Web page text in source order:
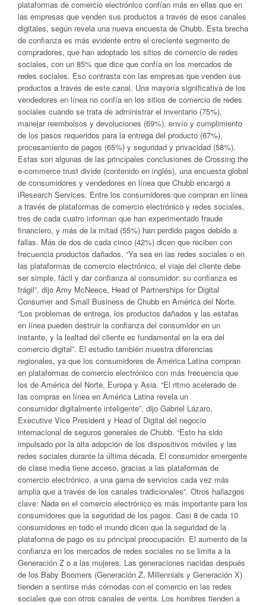
plataformas de comercio electrónico confían más en ellas que en
las empresas que venden sus productos a través de esos canales
digitales, según revela una nueva encuesta de Chubb. Esta brecha
de confianza es más evidente entre el creciente segmento de
compradores, que han adoptado los sitios de comercio de redes
sociales, con un 85% que dice que confía en los mercados de
redes sociales. Eso contrasta con las empresas que venden sus
productos a través de este canal. Una mayoría significativa de los
vendedores en línea no confía en los sitios de comercio de redes
sociales cuando se trata de administrar el inventario (75%),
manejar reembolsos y devoluciones (69%), envío y cumplimiento
de los pasos requeridos para la entrega del producto (67%),
procesamiento de pagos (65%) y seguridad y privacidad (58%).
Estas son algunas de las principales conclusiones de Crossing the
e-commerce trust divide (contenido en inglés), una encuesta global
de consumidores y vendedores en línea que Chubb encargó a
iResearch Services. Entre los consumidores que compran en línea
a través de plataformas de comercio electrónico y redes sociales,
tres de cada cuatro informan que han experimentado fraude
financiero, y más de la mitad (55%) han perdido pagos debido a
fallas. Más de dos de cada cinco (42%) dicen que reciben con
frecuencia productos dañados. “Ya sea en las redes sociales o en
las plataformas de comercio electrónico, el viaje del cliente debe
ser simple, fácil y dar confianza al consumidor: su confianza es
frágil”, dijo Amy McNeece, Head of Partnerships for Digital
Consumer and Small Business de Chubb en América del Norte.
“Los problemas de entrega, los productos dañados y las estafas
en línea pueden destruir la confianza del consumidor en un
instante, y la lealtad del cliente es fundamental en la era del
comercio digital”. El estudio también muestra diferencias
regionales, ya que los consumidores de América Latina compran
en plataformas de comercio electrónico con más frecuencia que
los de América del Norte, Europa y Asia. “El ritmo acelerado de
las compras en línea en América Latina revela un
consumidor digitalmente inteligente”, dijo Gabriel Lázaro,
Executive Vice President y Head of Digital del negocio
internacional de seguros generales de Chubb. “Esto ha sido
impulsado por la alta adopción de los dispositivos móviles y las
redes sociales durante la última década. El consumidor emergente
de clase media tiene acceso, gracias a las plataformas de
comercio electrónico, a una gama de servicios cada vez más
amplia que a través de los canales tradicionales”. Otros hallazgos
clave: Nada en el comercio electrónico es más importante para los
consumidores que la seguridad de los pagos. Casi 8 de cada 10
consumidores en todo el mundo dicen que la seguridad de la
plataforma de pago es su principal preocupación. El aumento de la
confianza en los mercados de redes sociales no se limita a la
Generación Z o a las mujeres. Las generaciones nacidas después
de los Baby Boomers (Generación Z, Millennials y Generación X)
tienden a sentirse más cómodas con el comercio en las redes
sociales que con otros canales de venta. Los hombres tienden a